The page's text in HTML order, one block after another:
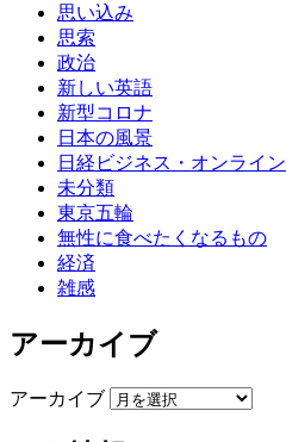
思い込み
思索
政治
新しい英語
新型コロナ
日本の風景
日経ビジネス・オンライン
未分類
東京五輪
無性に食べたくなるもの
経済
雑感
アーカイブ
アーカイブ